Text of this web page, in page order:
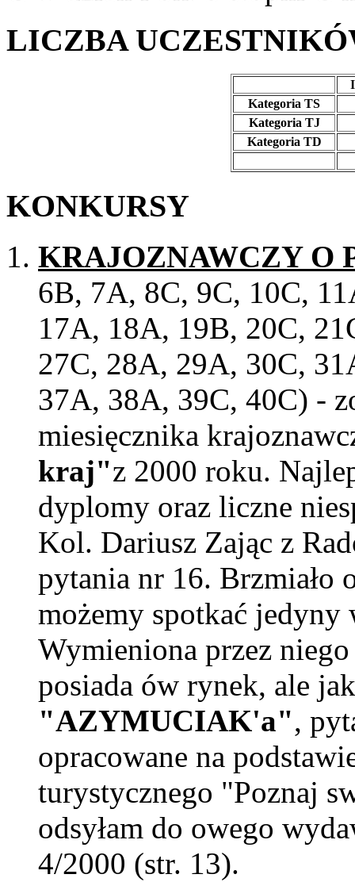
LICZBA
Kategoria TS
Kategoria TJ
Kategoria TD
KONKURSY
KRAJOZNAWCZY O
6B, 7A, 8C, 9C, 10C,
17A, 18A, 19B, 20C,
27C, 28A, 29A, 30C,
37A, 38A, 39C, 40C) -
miesięcznika
kraj"z 2000 roku.
dyplomy oraz liczne
Kol. Dariusz Zając z
pytania nr 16. Brzmiało
możemy spotkać
Wymieniona przez
posiada ów rynek, ale
"AZYMUCIAK'a",
opracowane na
turystycznego "Poznaj
odsyłam do owego
4/2000 (str. 13).